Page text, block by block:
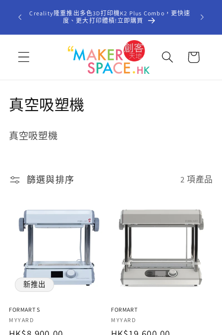
跳至內
容
Creality隆重推出多色3D打印機K2 Plus Combo，更快速
度、更大打印體積!立即購買
型
物
商
系
:
真空吸塑機
真空吸塑機
篩選與排序 2 項產品
新推出
FORMART S
廠
MYYARD
FORMART
廠
MYYARD